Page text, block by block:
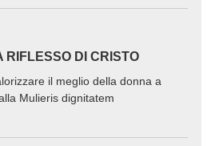
RIFLESSO DI CRISTO
il meglio della donna a
Mulieris dignitatem